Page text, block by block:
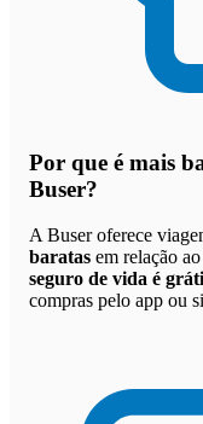
Por que é mais
Buser?
A Buser oferece
baratas em relação
seguro de vida é
compras pelo app ou